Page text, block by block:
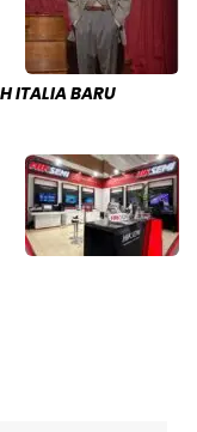
ITALIA BARU